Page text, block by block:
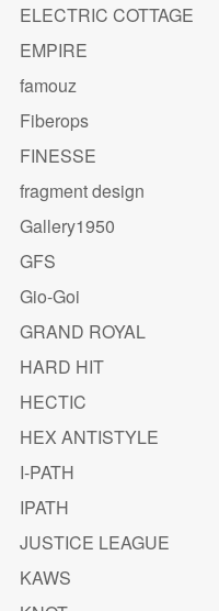
ELECTRIC COTTAGE
EMPIRE
famouz
Fiberops
FINESSE
fragment design
Gallery1950
GFS
Gio-Goi
GRAND ROYAL
HARD HIT
HECTIC
HEX ANTISTYLE
I-PATH
IPATH
JUSTICE LEAGUE
KAWS